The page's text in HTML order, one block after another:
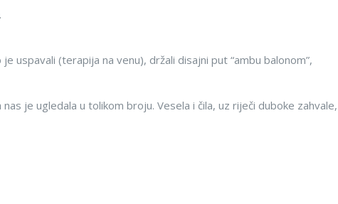
uspavali (terapija na venu), držali disajni put “ambu balonom”,
je ugledala u tolikom broju. Vesela i čila, uz riječi duboke zahvale,